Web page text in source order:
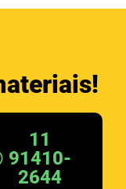
11
91410-
2644